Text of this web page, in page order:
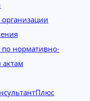
по нормативно-
актам